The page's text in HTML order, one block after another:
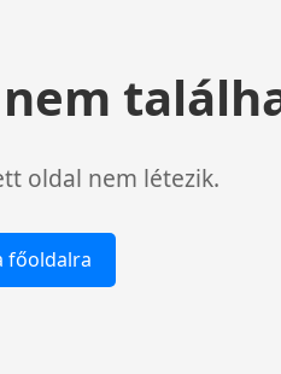
nem
oldal nem létezik.
főoldalra